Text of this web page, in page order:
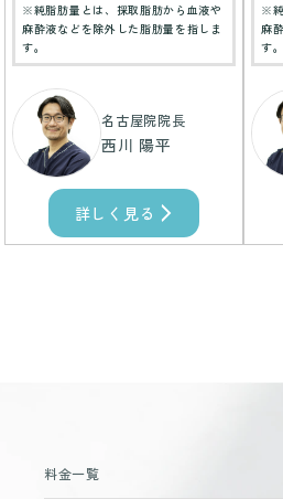
※純脂肪量とは、採取脂肪から血液や
麻酔液などを除外した脂肪量を指しま
す。
名古屋院院長
西川 陽平
詳しく見る
※
麻
す。
料金一覧